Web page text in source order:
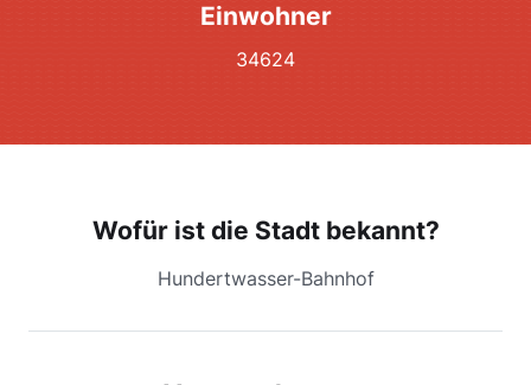
Einwohner
34624
Wofür ist die Stadt bekannt?
Hundertwasser-Bahnhof